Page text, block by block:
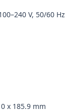
V, 50/60 Hz
x 185.9 mm